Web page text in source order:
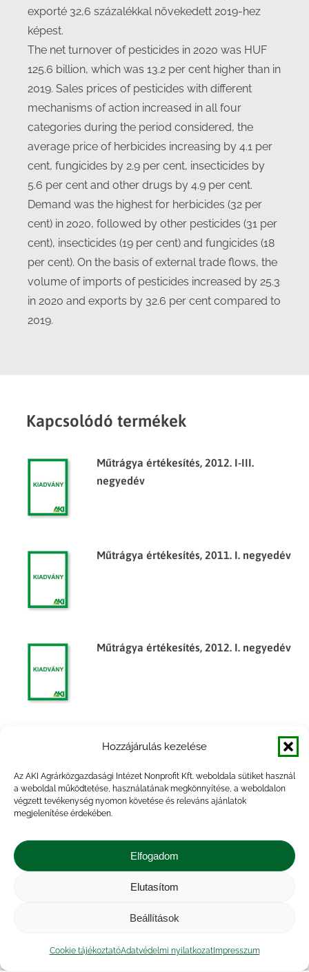
Hozzájárulás kezelése
Az AKI Agrárközgazdasági Intézet Nonprofit Kft. weboldala sütiket használ
a weboldal működtetése, használatának megkönnyítése, a weboldalon
végzett tevékenység nyomon követése és releváns ajánlatok
megjelenítése érdekében.
Elfogadom
Elutasítom
Beállítások
Cookie tájékoztatóAdatvédelmi nyilatkozatImpresszum
exporté 32,6 százalékkal növekedett 2019-hez
képest.
The net turnover of pesticides in 2020 was HUF
125.6 billion, which was 13.2 per cent higher than in
2019. Sales prices of pesticides with different
mechanisms of action increased in all four
categories during the period considered, the
average price of herbicides increasing by 4.1 per
cent, fungicides by 2.9 per cent, insecticides by
5.6 per cent and other drugs by 4.9 per cent.
Demand was the highest for herbicides (32 per
cent) in 2020, followed by other pesticides (31 per
cent), insecticides (19 per cent) and fungicides (18
per cent). On the basis of external trade flows, the
volume of imports of pesticides increased by 25.3
in 2020 and exports by 32.6 per cent compared to
2019.
Kapcsolódó termékek
Műtrágya értékesítés, 2012. I-III.
negyedév
Műtrágya értékesítés, 2011. I. negyedév
Műtrágya értékesítés, 2012. I. negyedév
Műtrágya értékesítés, 2010. I. negyedév
Műtrágya értékesítés, 2008. év